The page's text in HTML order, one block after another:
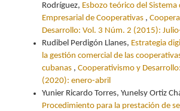
Rodríguez, Esbozo teórico del Sistema
Empresarial de Cooperativas ,
Desarrollo: Vol. 3 Núm. 2 (2015):
Rudibel Perdigón Llanes, Estrategia
la gestión comercial de las
cubanas , Cooperativismo y
(2020): enero-abril
Yunier Ricardo Torres, Yunelsy Ortiz
Procedimiento para la prestación de